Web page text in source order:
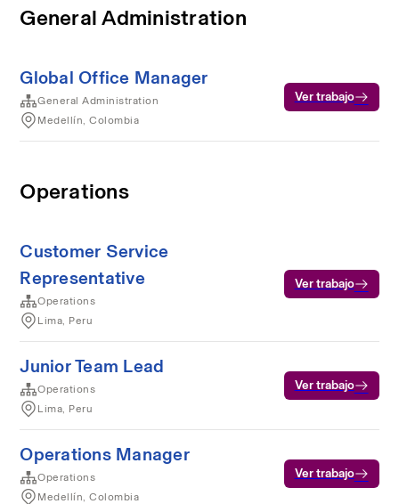
General Administration
Global Office Manager
General Administration
Medellín, Colombia
Ver trabajo
Operations
Customer Service
Representative
Operations
Lima, Peru
Ver trabajo
Junior Team Lead
Operations
Lima, Peru
Ver trabajo
Operations Manager
Operations
Medellín, Colombia
Ver trabajo